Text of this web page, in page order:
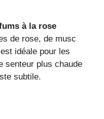
à la rose
de rose, de musc
idéale pour les
senteur plus chaude
subtile.